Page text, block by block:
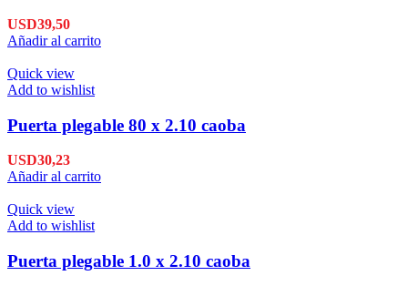
USD39,50
Añadir al carrito
Quick view
Add to wishlist
Puerta plegable 80 x 2.10 caoba
USD30,23
Añadir al carrito
Quick view
Add to wishlist
Puerta plegable 1.0 x 2.10 caoba